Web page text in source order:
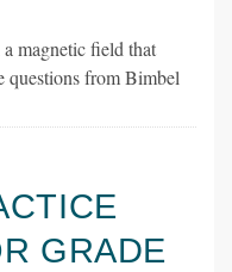
magnetic field that
questions from Bimbel
GRADE